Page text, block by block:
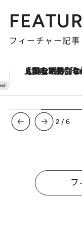
フィーチャー記事
【夏限定ディナーコース】旬を迎える稚鮎や
3 /6
フ